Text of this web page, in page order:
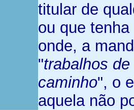
titular de
ou que
onde, a
"trabalhos
caminho", o
aquela não